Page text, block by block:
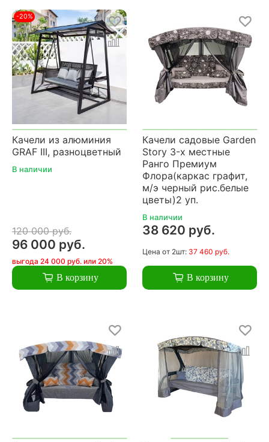
-20%
Качели из алюминия
GRAF III, разноцветный
В наличии
120 000 руб.
96 000 руб.
выгода 24 000 руб. или 20%
В корзину
Качели садовые Garden
Story 3-х местные
Ранго Премиум
Флора(каркас графит,
м/э черный рис.белые
цветы)2 уп.
В наличии
38 620 руб.
Цена от 2шт: 37 460 руб.
В корзину